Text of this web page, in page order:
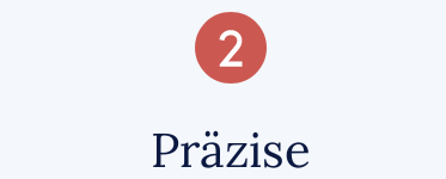
Präzise
senkt die Zahl der Leistungsansprüche und
optimiert Kosten.